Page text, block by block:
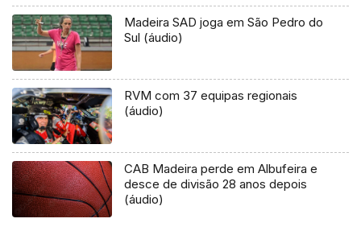
Madeira SAD joga em São Pedro do
Sul (áudio)
RVM com 37 equipas regionais
(áudio)
CAB Madeira perde em Albufeira e
desce de divisão 28 anos depois
(áudio)